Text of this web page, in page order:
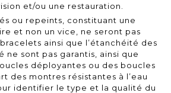
et/ou une restauration.
ou repeints, constituant une
et non un vice, ne seront pas
ainsi que l’étanchéité des
ne sont pas garantis, ainsi que
déployantes ou des boucles
des montres résistantes à l’eau
identifier le type et la qualité du